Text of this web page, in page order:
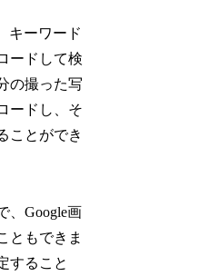
キーワード
ードして検
の撮った写
ードし、そ
ことができ
、Google画
ともできま
すること